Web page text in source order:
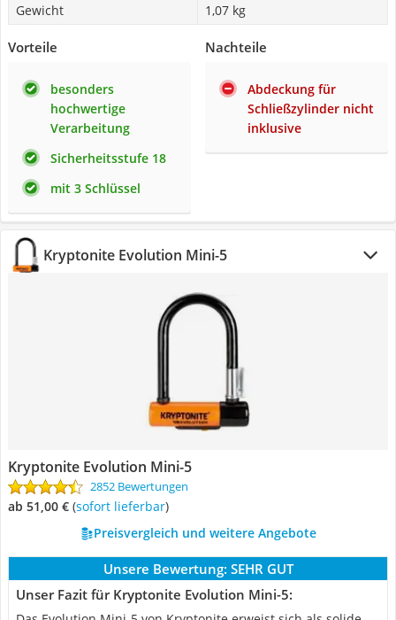
Gewicht
1,07 kg
Vorteile
besonders
hochwertige
Verarbeitung
Sicherheitsstufe 18
mit 3 Schlüssel
Nachteile
Abdeckung für
Schließzylinder nicht
inklusive
Kryptonite Evolution Mini-5
Kryptonite Evolution Mini-5
2852 Bewertungen
ab 51,00 € ( Sofort lieferbar)
Preisvergleich und weitere Angebote
Unsere Bewertung: SEHR GUT
Unser Fazit für Kryptonite Evolution Mini-5: